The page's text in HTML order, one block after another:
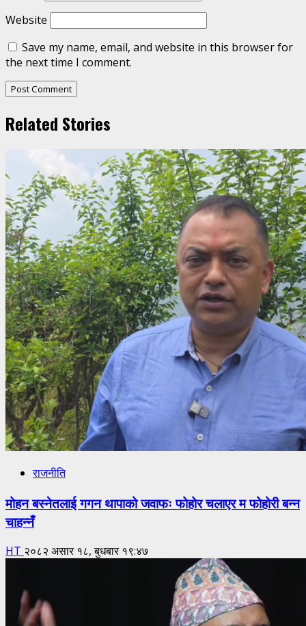
Website
Save my name, email, and website in this browser for
the next time I comment.
Related Stories
राजनीति
मोहन बस्नेतलाई गगन थापाको जवाफः फोहोर चलाएर म फोहोरी बन्न
चाहन्नँ
HT २०८२ असार १८, बुधबार १९:४७